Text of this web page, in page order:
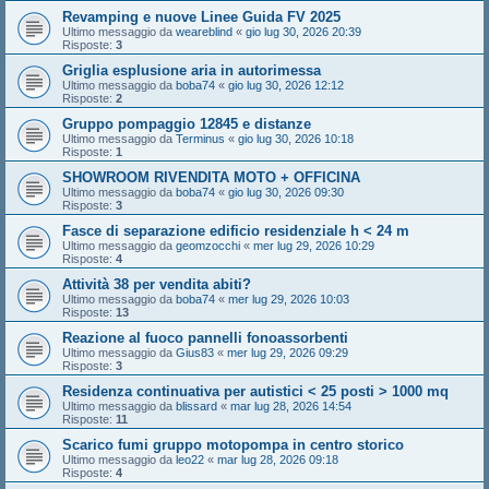
Revamping e nuove Linee Guida FV 2025
Ultimo messaggio da weareblind « gio lug 30, 2026 20:39
Risposte: 3
Griglia esplusione aria in autorimessa
Ultimo messaggio da boba74 « gio lug 30, 2026 12:12
Risposte: 2
Gruppo pompaggio 12845 e distanze
Ultimo messaggio da Terminus « gio lug 30, 2026 10:18
Risposte: 1
SHOWROOM RIVENDITA MOTO + OFFICINA
Ultimo messaggio da boba74 « gio lug 30, 2026 09:30
Risposte: 3
Fasce di separazione edificio residenziale h < 24 m
Ultimo messaggio da geomzocchi « mer lug 29, 2026 10:29
Risposte: 4
Attività 38 per vendita abiti?
Ultimo messaggio da boba74 « mer lug 29, 2026 10:03
Risposte: 13
Reazione al fuoco pannelli fonoassorbenti
Ultimo messaggio da Gius83 « mer lug 29, 2026 09:29
Risposte: 3
Residenza continuativa per autistici < 25 posti > 1000 mq
Ultimo messaggio da blissard « mar lug 28, 2026 14:54
Risposte: 11
Scarico fumi gruppo motopompa in centro storico
Ultimo messaggio da leo22 « mar lug 28, 2026 09:18
Risposte: 4